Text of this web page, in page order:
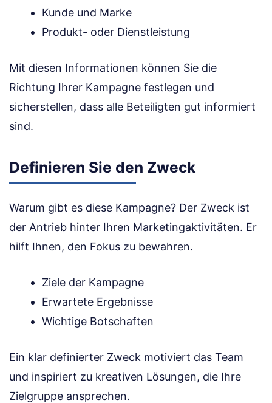
Kunde und Marke
Produkt- oder Dienstleistung
Mit diesen Informationen können Sie die
Richtung Ihrer Kampagne festlegen und
sicherstellen, dass alle Beteiligten gut informiert
sind.
Definieren Sie den Zweck
Warum gibt es diese Kampagne? Der Zweck ist
der Antrieb hinter Ihren Marketingaktivitäten. Er
hilft Ihnen, den Fokus zu bewahren.
Ziele der Kampagne
Erwartete Ergebnisse
Wichtige Botschaften
Ein klar definierter Zweck motiviert das Team
und inspiriert zu kreativen Lösungen, die Ihre
Zielgruppe ansprechen.